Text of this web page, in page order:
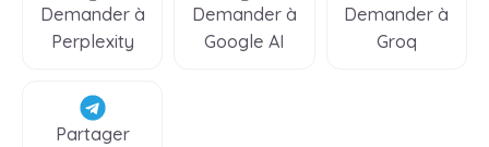
Demander à
Perplexity
Demander à
Google AI
Demander à
Groq
Partager